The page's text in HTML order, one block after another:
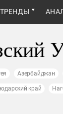
ТРЕНДЫ
Азербайджан
край